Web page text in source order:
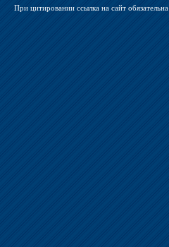
При цитировании ссылка на сайт обязательна